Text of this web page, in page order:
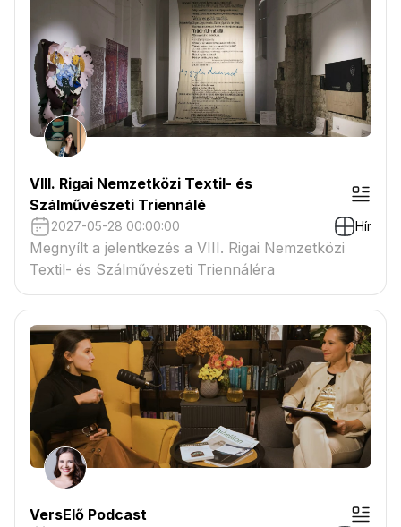
VIII. Rigai Nemzetközi Textil- és
Szálművészeti Triennálé
2027-05-28 00:00:00 Hír
Megnyílt a jelentkezés a VIII. Rigai Nemzetközi
Textil- és Szálművészeti Triennáléra
VersElő Podcast